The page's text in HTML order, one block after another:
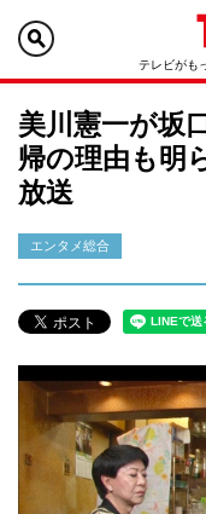
テレビがも
美川憲一が坂
帰の理由も明
放送
エンタメ総合